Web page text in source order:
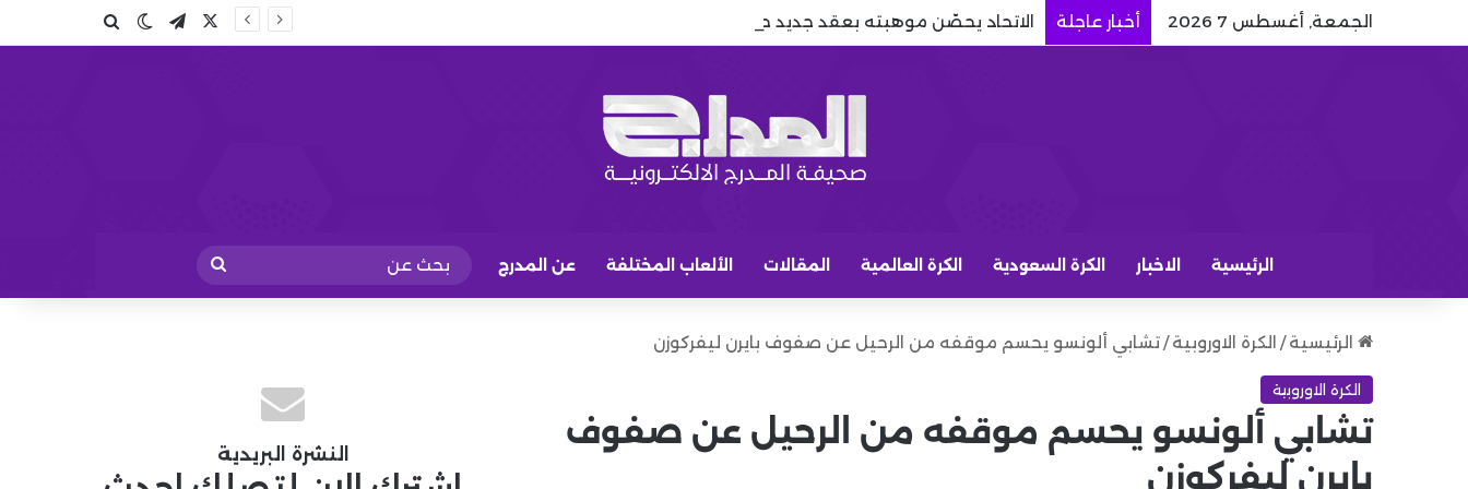
الجمعة, أغسطس 7 2026 أخبار عاجلة الاتحاد يحصّن موهبته بعقد جديد حتى 2029 تيلقرامالوضع المظلم
بحث عن
الرئيسية الاخبار الكرة السعودية الكرة العالمية المقالات الألعاب المختلفة عن المدرج
بحث
عن
الرئيسية / الكرة الاوروبية /تشابي ألونسو يحسم موقفه من الرحيل عن صفوف بايرن ليفركوزن
الكرة الاوروبية
تشابي ألونسو يحسم موقفه من الرحيل عن صفوف
بايرن ليفركوزن
النشرة البريدية